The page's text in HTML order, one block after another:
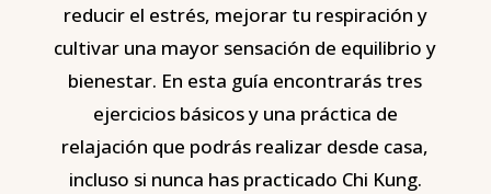
reducir el estrés, mejorar tu respiración y
cultivar una mayor sensación de equilibrio y
bienestar. En esta guía encontrarás tres
ejercicios básicos y una práctica de
relajación que podrás realizar desde casa,
incluso si nunca has practicado Chi Kung.